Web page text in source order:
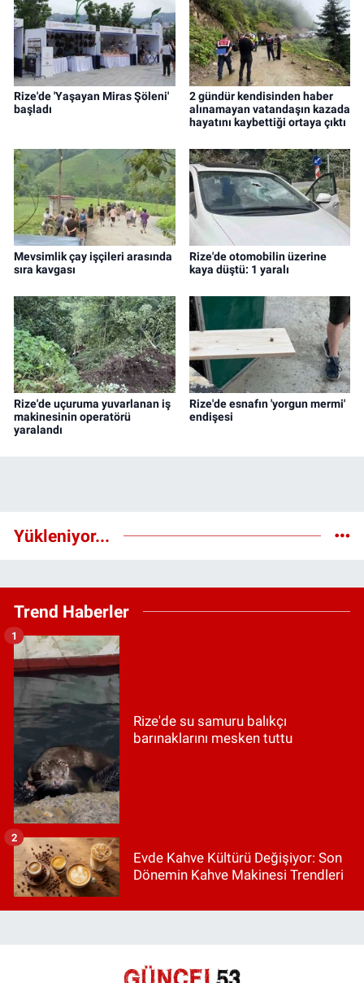
Rize'de 'Yaşayan Miras Şöleni'
başladı
2 gündür kendisinden haber
alınamayan vatandaşın kazada
hayatını kaybettiği ortaya çıktı
Mevsimlik çay işçileri arasında
sıra kavgası
Rize'de otomobilin üzerine
kaya düştü: 1 yaralı
Rize'de uçuruma yuvarlanan iş
makinesinin operatörü
yaralandı
Rize'de esnafın 'yorgun mermi'
endişesi
Yükleniyor...
Trend Haberler
Rize'de su samuru balıkçı
barınaklarını mesken tuttu
1
Evde Kahve Kültürü Değişiyor: Son
Dönemin Kahve Makinesi Trendleri
2